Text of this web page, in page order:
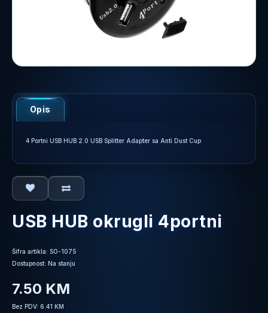
Opis
4 Portni USB HUB 2.0 USB Splitter Adapter sa Anti Dust Cup
USB HUB okrugli 4portni
Šifra artikla: SO-1075
Dostupnost: Na stanju
7.50 KM
Bez PDV: 6.41 KM